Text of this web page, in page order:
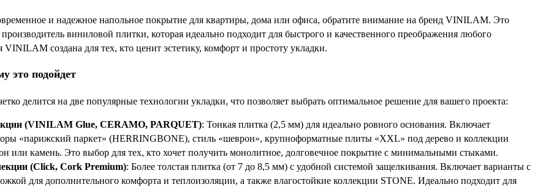
и надежное напольное покрытие для квартиры, дома или офиса, обратите внимание на бренд VINILAM. Это
виниловой плитки, которая идеально подходит для быстрого и качественного преображения любого
VINILAM создана для тех, кто ценит эстетику, комфорт и простоту укладки.
это подойдет
делится на две популярные технологии укладки, что позволяет выбрать оптимальное решение для вашего проекта:
(VINILAM Glue, CERAMO, PARQUET): Тонкая плитка (2,5 мм) для идеально ровного основания. Включает
«парижский паркет» (HERRINGBONE), стиль «шеврон», крупноформатные плиты «XXL» под дерево и коллекции
или камень. Это выбор для тех, кто хочет получить монолитное, долговечное покрытие с минимальными стыками.
(Click, Cork Premium): Более толстая плитка (от 7 до 8,5 мм) с удобной системой защелкивания. Включает варианты с
для дополнительного комфорта и теплоизоляции, а также влагостойкие коллекции STONE. Идеально подходит для